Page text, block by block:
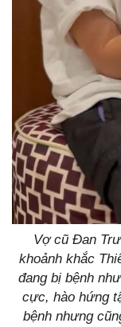
Vợ cũ Đan
khoảnh khắc
đang bị bệnh
cực, hào hứng
bệnh nhưng